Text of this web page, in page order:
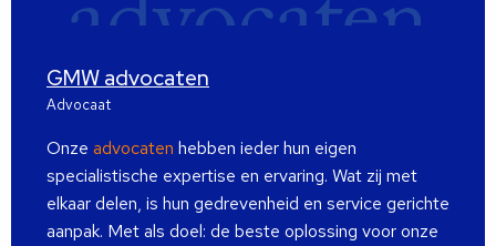
GMW advocaten
Advocaat
Onze advocaten hebben ieder hun eigen
specialistische expertise en ervaring. Wat zij met
elkaar delen, is hun gedrevenheid en service gerichte
aanpak. Met als doel: de beste oplossing voor onze